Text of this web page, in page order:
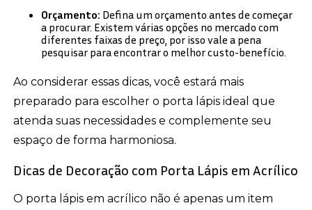
Orçamento: Defina um orçamento antes de começar
a procurar. Existem várias opções no mercado com
diferentes faixas de preço, por isso vale a pena
pesquisar para encontrar o melhor custo-benefício.
Ao considerar essas dicas, você estará mais
preparado para escolher o porta lápis ideal que
atenda suas necessidades e complemente seu
espaço de forma harmoniosa.
Dicas de Decoração com Porta Lápis em Acrílico
O porta lápis em acrílico não é apenas um item